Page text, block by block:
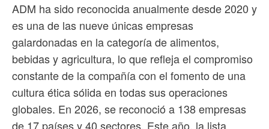
ADM ha sido reconocida anualmente desde 2020 y
es una de las nueve únicas empresas
galardonadas en la categoría de alimentos,
bebidas y agricultura, lo que refleja el compromiso
constante de la compañía con el fomento de una
cultura ética sólida en todas sus operaciones
globales. En 2026, se reconoció a 138 empresas
de 17 países y 40 sectores. Este año, la lista